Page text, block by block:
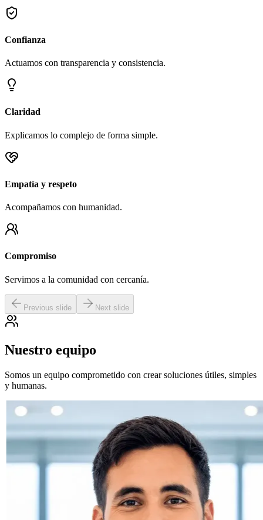
Confianza
Actuamos con transparencia y consistencia.
Claridad
Explicamos lo complejo de forma simple.
Empatía y respeto
Acompañamos con humanidad.
Compromiso
Servimos a la comunidad con cercanía.
Previous slide Next slide
Nuestro equipo
Somos un equipo comprometido con crear soluciones útiles, simples
y humanas.